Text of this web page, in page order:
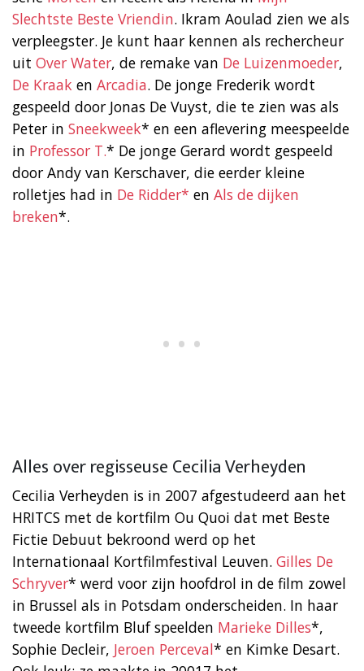
Slechtste Beste Vriendin. Ikram Aoulad zien we als
verpleegster. Je kunt haar kennen als rechercheur
uit Over Water, de remake van De Luizenmoeder,
De Kraak en Arcadia. De jonge Frederik wordt
gespeeld door Jonas De Vuyst, die te zien was als
Peter in Sneekweek* en een aflevering meespeelde
in Professor T.* De jonge Gerard wordt gespeeld
door Andy van Kerschaver, die eerder kleine
rolletjes had in De Ridder* en Als de dijken
breken*.
Alles over regisseuse Cecilia Verheyden
Cecilia Verheyden is in 2007 afgestudeerd aan het
HRITCS met de kortfilm Ou Quoi dat met Beste
Fictie Debuut bekroond werd op het
Internationaal Kortfilmfestival Leuven. Gilles De
Schryver* werd voor zijn hoofdrol in de film zowel
in Brussel als in Potsdam onderscheiden. In haar
tweede kortfilm Bluf speelden Marieke Dilles*,
Sophie Decleir, Jeroen Perceval* en Kimke Desart.